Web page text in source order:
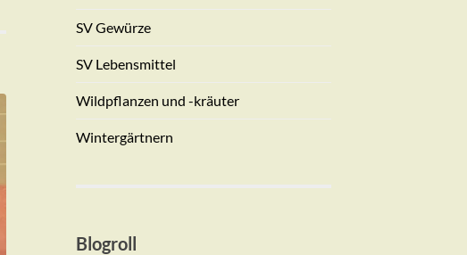
SV Gewürze
SV Lebensmittel
Wildpflanzen und -kräuter
Wintergärtnern
Blogroll